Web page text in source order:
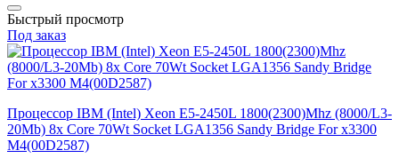
Быстрый просмотр
Под заказ
Процессор IBM (Intel) Xeon E5-2450L 1800(2300)Mhz (8000/L3-
20Mb) 8x Core 70Wt Socket LGA1356 Sandy Bridge For x3300
M4(00D2587)